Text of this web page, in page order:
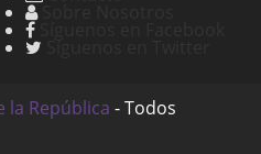
la República - Todos